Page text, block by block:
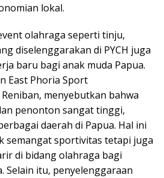
lokal.
olahraga seperti tinju,
diselenggarakan di PYCH juga
baru bagi anak muda Papua.
East Phoria Sport
menyebutkan bahwa
penonton sangat tinggi,
daerah di Papua. Hal ini
semangat sportivitas tetapi juga
di bidang olahraga bagi
Selain itu, penyelenggaraan